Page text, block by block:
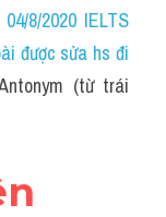
8/2020 IELTS
được sửa hs đi
(từ trái